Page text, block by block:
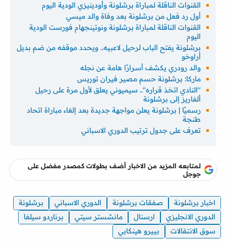
القنوات الناقلة لمباراة برشلونة وأودينيزي الودية اليوم
أول رد فعل من برشلونة بعد وفاة والد ميسي
القنوات الناقلة لمباراة برشلونة ونوتينجهام فورست الودية
اليوم
برشلونة يفتح الباب لرحيل لاعبيه.. ويحدد موقفه من ضم بديل
أراوخو
والد رودري يكشف أسرارًا هامة عن نجله
ماركا: برشلونة حسم مصير فيران توريس
"النادي اتخذ قراره".. سيميوني يعلق لأول مرة على رحيل
ألفاريز إلى برشلونة
رسميًا | برشلونة يعلن مواجهة جديدة بعد إلغاء مباراة اتحاد
طنجة
تعرف على جدول ترتيب الدوري الاسباني
لمتابعه المزيد من الاخبار أضف بطولات كمصدر مفضل على
جوجل
اخبار برشلونة صفقات برشلونة الدوري الاسباني
برشلونة
الدوري الانجليزي
ارسنال مانشستر سيتي
برناردو سيلفا
سوق الانتقالات
بييرو هينكابي